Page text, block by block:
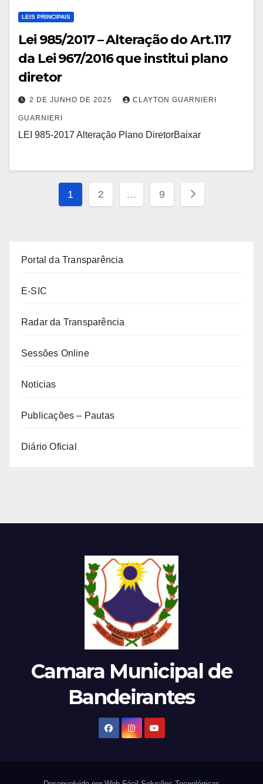
LEIS PRINCIPAIS
Lei 985/2017 – Alteração do Art.117
da Lei 967/2016 que institui plano
diretor
2 DE JUNHO DE 2025 CLAYTON GUARNIERI
GUARNIERI
LEI 985-2017 Alteração Plano DiretorBaixar
Paginação
1 2 … 9
Portal da Transparência
E-SIC
Radar da Transparência
Sessões Online
Noticias
Publicações – Pautas
Diário Oficial
Camara Municipal de
Bandeirantes